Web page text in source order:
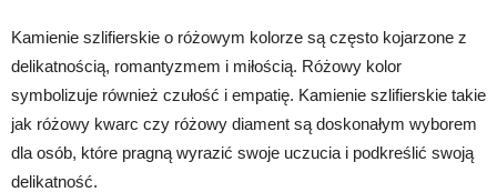
Kamienie szlifierskie o różowym kolorze są często kojarzone z
delikatnością, romantyzmem i miłością. Różowy kolor
symbolizuje również czułość i empatię. Kamienie szlifierskie takie
jak różowy kwarc czy różowy diament są doskonałym wyborem
dla osób, które pragną wyrazić swoje uczucia i podkreślić swoją
delikatność.